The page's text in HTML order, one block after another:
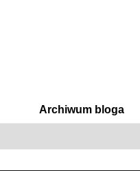
Archiwum bloga